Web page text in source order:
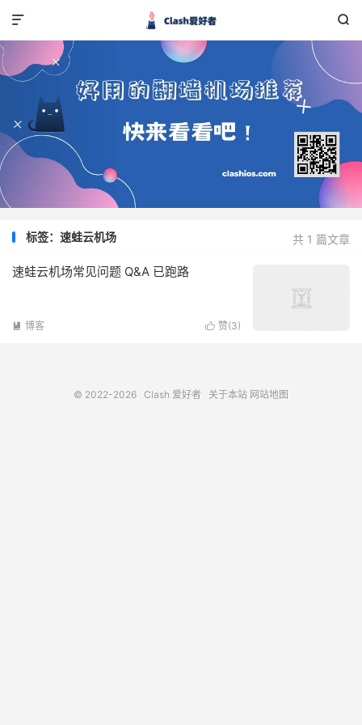


共 1 篇文章
标签：速蛙云机场
速蛙云机场常见问题 Q&A 已跑路
 赞(3)
 博客
© 2022-2026 Clash 爱好者 关于本站 网站地图